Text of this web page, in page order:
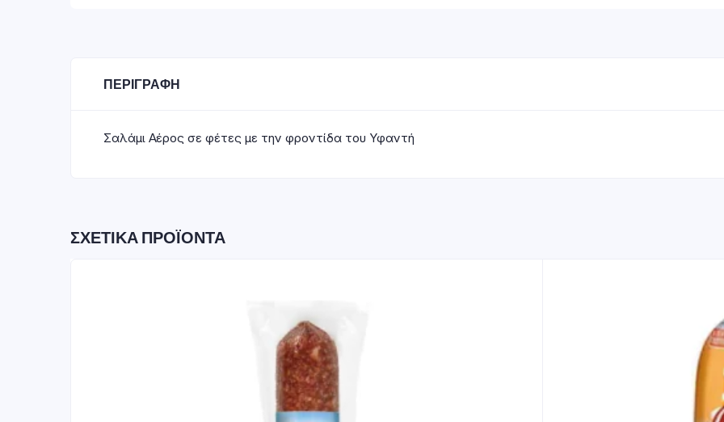
ΠΕΡΙΓΡΑΦΉ
Σαλάμι Αέρος σε φέτες με την φροντίδα του Υφαντή
ΣΧΕΤΙΚΆ ΠΡΟΪΌΝΤΑ